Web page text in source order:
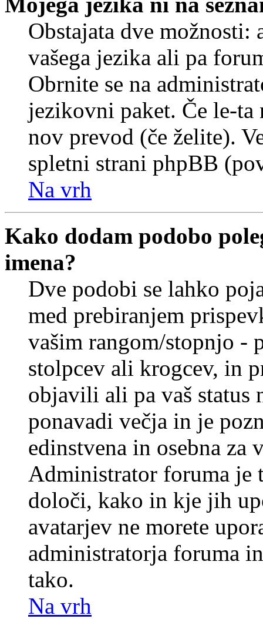
Obstajata dve
vašega jezika ali pa
Obrnite se na
jezikovni paket. Če le-ta
nov prevod (če želite).
spletni strani phpBB
Na vrh
Kako dodam podobo
imena?
Dve podobi se lahko
med prebiranjem
vašim rangom/stopnjo -
stolpcev ali krogcev, in
objavili ali pa vaš status
ponavadi večja in je
edinstvena in osebna za
Administrator foruma je
določi, kako in kje jih
avatarjev ne morete
administratorja foruma
tako.
Na vrh